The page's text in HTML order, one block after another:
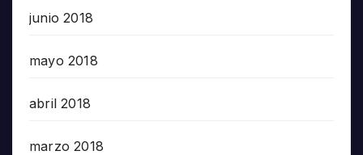
junio 2018
mayo 2018
abril 2018
marzo 2018